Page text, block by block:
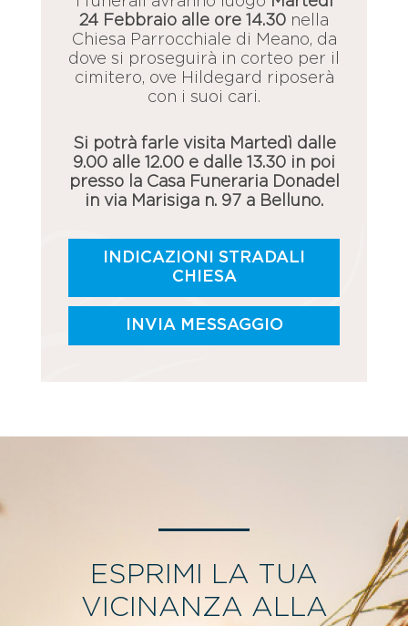
24 Febbraio alle ore 14.30 nella
Chiesa Parrocchiale di Meano, da
dove si proseguirà in corteo per il
cimitero, ove Hildegard riposerà
con i suoi cari.
Si potrà farle visita Martedì dalle
9.00 alle 12.00 e dalle 13.30 in poi
presso la Casa Funeraria Donadel
in via Marisiga n. 97 a Belluno.
INDICAZIONI STRADALI
CHIESA
INVIA MESSAGGIO
ESPRIMI LA TUA
VICINANZA ALLA